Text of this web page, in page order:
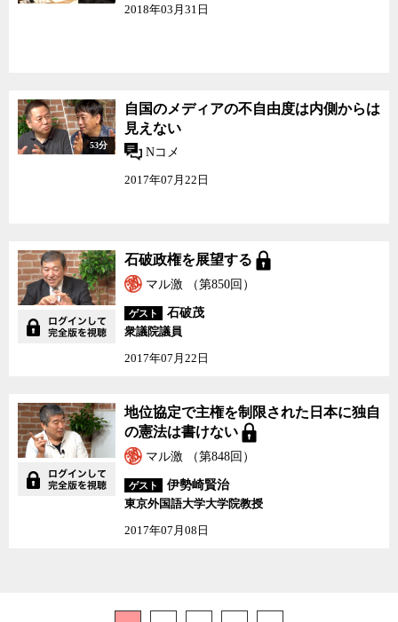
2018年03月31日
53分
自国のメディアの不自由度は内側からは
見えない
Nコメ
2017年07月22日
石破政権を展望する
マル激 （第850回）
ゲスト
石破茂
衆議院議員
2017年07月22日
地位協定で主権を制限された日本に独自
の憲法は書けない
マル激 （第848回）
ゲスト
伊勢崎賢治
東京外国語大学大学院教授
2017年07月08日